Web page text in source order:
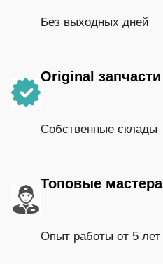
Без выходных дней
Original запчасти
Собственные склады
Топовые мастера
Опыт работы от 5 лет